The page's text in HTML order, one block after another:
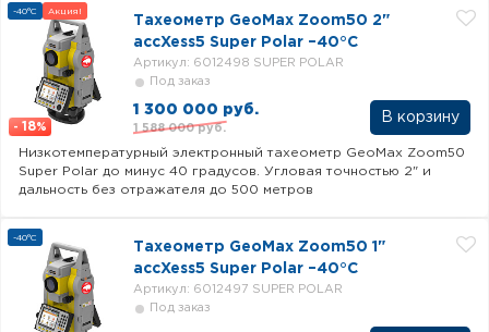
-40°C Акция!
- 18%
Тахеометр GeoMax Zoom50 2"
accXess5 Super Polar –40°C
Под заказ
Артикул: 6012498 SUPER POLAR
1 300 000 руб.
1 588 000 руб.
В корзину
Низкотемпературный электронный тахеометр GeoMax Zoom50
Super Polar до минус 40 градусов. Угловая точностью 2" и
дальность без отражателя до 500 метров
-40°C
Тахеометр GeoMax Zoom50 1"
accXess5 Super Polar –40°C
Под заказ
Артикул: 6012497 SUPER POLAR